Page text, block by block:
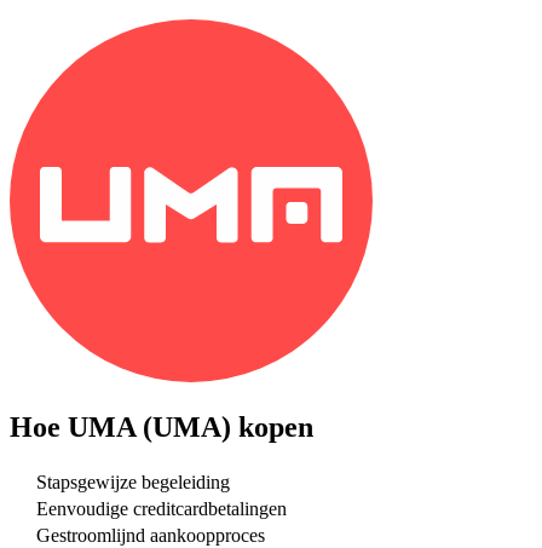
Hoe UMA (UMA) kopen
Stapsgewijze begeleiding
Eenvoudige creditcardbetalingen
Gestroomlijnd aankoopproces